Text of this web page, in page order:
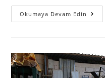
Okumaya Devam Edin